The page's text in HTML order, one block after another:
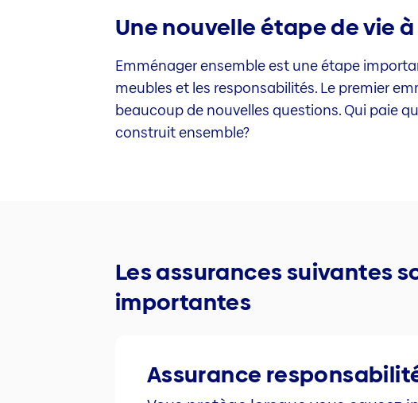
Une nouvelle étape de vie
Emménager ensemble est une étape
meubles et les responsabilités. Le premier
beaucoup de nouvelles questions. Qui paie
construit ensemble?
Les assurances suivantes
importantes
Assurance